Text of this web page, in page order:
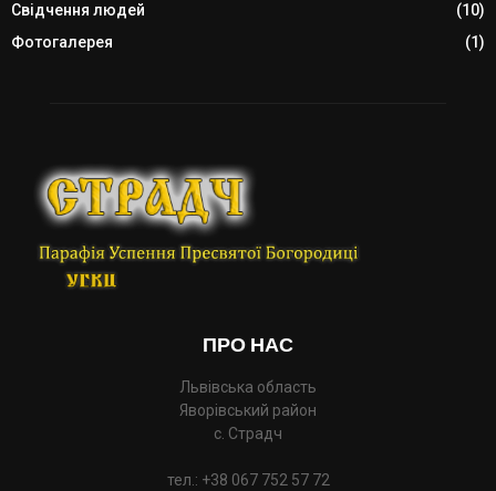
Свідчення людей
(10)
Фотогалерея
(1)
ПРО НАС
Львівська область
Яворівський район
с. Страдч
тел.: +38 067 752 57 72